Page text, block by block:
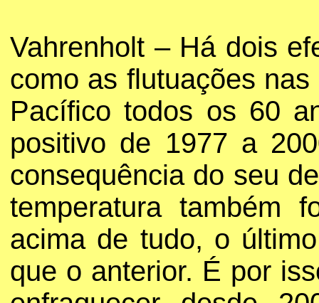
Vahrenholt – Há dois
como as flutuações
Pacífico todos os 60
positivo de 1977 a
consequência do seu
temperatura também
acima de tudo, o
que o anterior. É por